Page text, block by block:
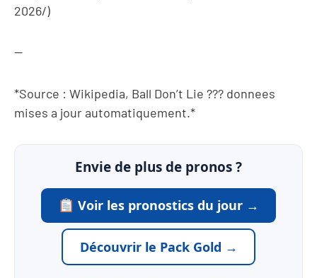
2026/)
—
*Source : Wikipedia, Ball Don’t Lie ??? donnees
mises a jour automatiquement.*
Envie de plus de pronos ?
Voir les pronostics du jour →
Découvrir le Pack Gold →